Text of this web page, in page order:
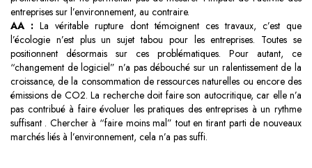
entreprises sur l’environnement, au contraire.
AA :La véritable rupture dont témoignent ces travaux, c’est que
l’écologie n’est plus un sujet tabou pour les entreprises. Toutes se
positionnent désormais sur ces problématiques. Pour autant, ce
“changement de logiciel” n’a pas débouché sur un ralentissement de la
croissance, de la consommation de ressources naturelles ou encore des
émissions de CO2. La recherche doit faire son autocritique, car elle n’a
pas contribué à faire évoluer les pratiques des entreprises à un rythme
suffisant . Chercher à “faire moins mal” tout en tirant parti de nouveaux
marchés liés à l’environnement, cela n’a pas suffi.